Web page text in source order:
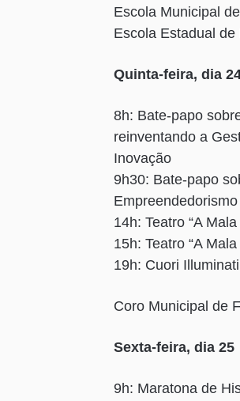
Escola Municipal
Escola Estadual
Quinta-feira, dia
8h: Bate-papo
reinventando a
Inovação
9h30: Bate-papo
14h: Teatro “A
15h: Teatro “A
19h: Cuori
Coro Municipal de
Sexta-feira, dia 25
9h: Maratona de